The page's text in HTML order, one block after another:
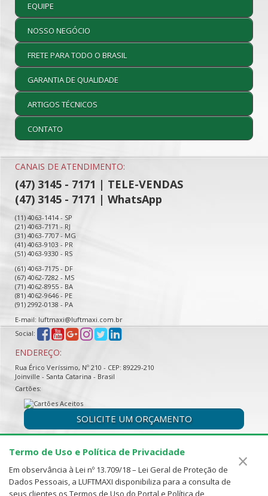
EQUIPE
NOSSO NEGÓCIO
FRETE PARA TODO O BRASIL
GARANTIA DE QUALIDADE
ARTIGOS TÉCNICOS
CONTATO
CANAIS DE ATENDIMENTO:
(47) 3145 - 7171 | TELE-VENDAS
(47) 3145 - 7171 | WhatsApp
(11) 4063-1414 - SP
(21) 4063-7171 - RJ
(31) 4063-7707 - MG
(41) 4063-9103 - PR
(51) 4063-9330 - RS
(61) 4063-7175 - DF
(67) 4062-7282 - MS
(71) 4062-8955 - BA
(81) 4062-9646 - PE
(91) 2992-0138 - PA
E-mail: luftmaxi@luftmaxi.com.br
Social:
ENDEREÇO:
Rua Érico Veríssimo, Nº 210 - CEP: 89229-210
Joinville - Santa Catarina - Brasil
Cartões:
SOLICITE UM ORÇAMENTO
Termo de Uso e Política de Privacidade
Em observância à Lei nº 13.709/18 – Lei Geral de Proteção de
Dados Pessoais, a LUFTMAXI disponibiliza para a consulta de
seus clientes os Termos de Uso do Portal e Política de
×